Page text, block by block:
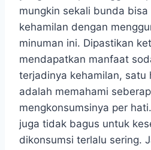
mungkin sekali bunda bisa
kehamilan dengan
minuman ini. Dipastikan
mendapatkan manfaat
terjadinya kehamilan, satu
adalah memahami
mengkonsumsinya per
juga tidak bagus untuk
dikonsumsi terlalu sering.